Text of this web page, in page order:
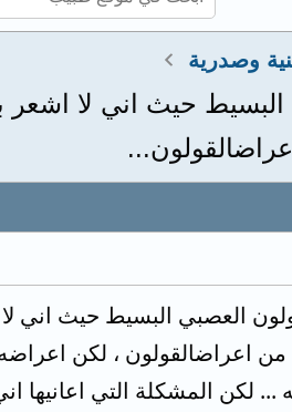
وصدرية
البسيط حيث اني لا
العصبي البسيط حيث اني
من اعراضالقولون ، لكن
لكن المشكلة التي اعانيها